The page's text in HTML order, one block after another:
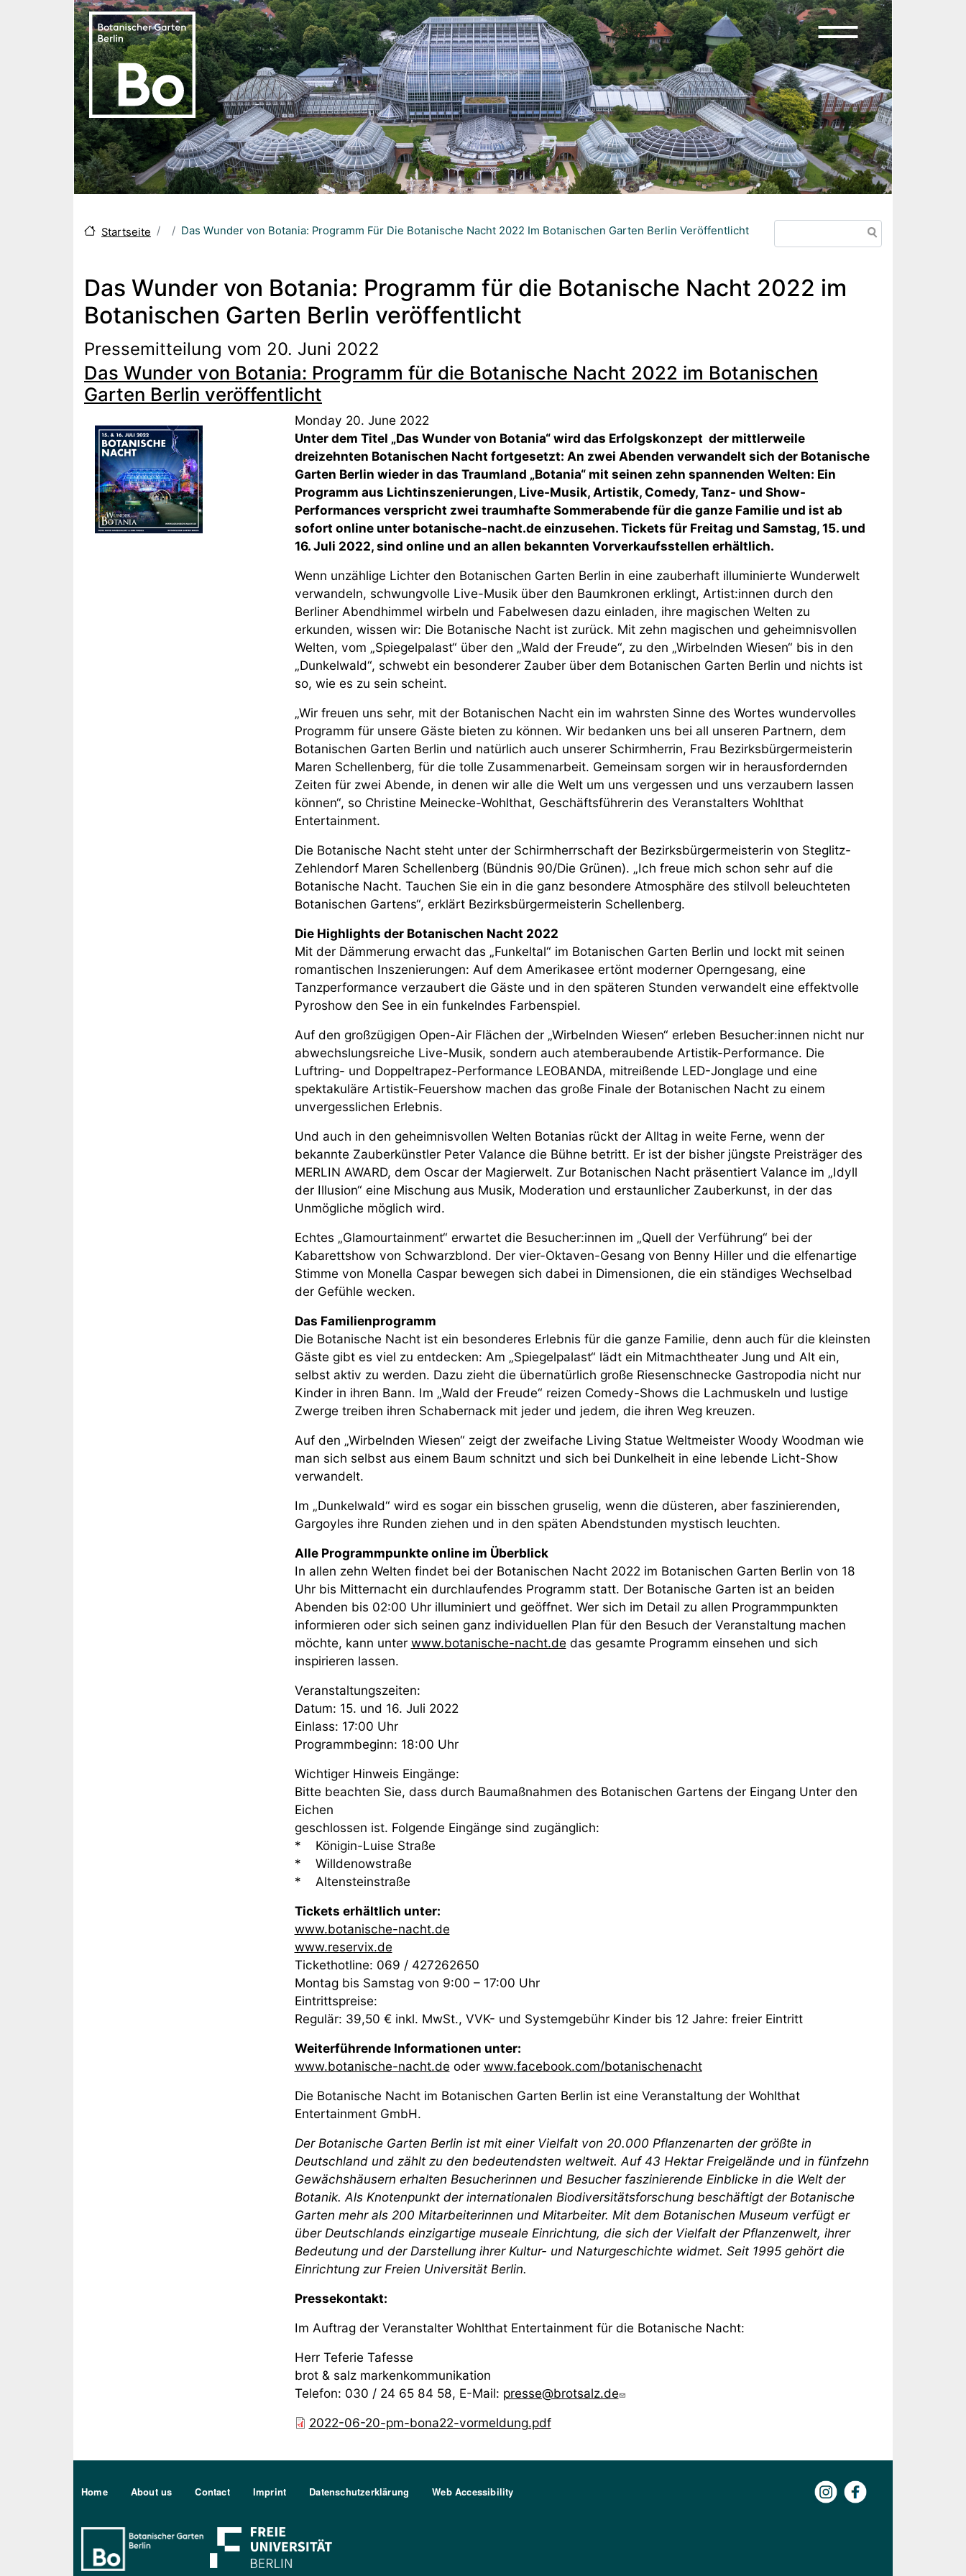
Skip to main content
Startseite Das Wunder von Botania: Programm Für Die Botanische Nacht 2022 Im Botanischen Garten Berlin Veröffentlicht
Das Wunder von Botania: Programm für die Botanische Nacht 2022 im
Botanischen Garten Berlin veröffentlicht
Pressemitteilung vom 20. Juni 2022
Das Wunder von Botania: Programm für die Botanische Nacht 2022 im Botanischen
Garten Berlin veröffentlicht
Monday 20. June 2022
Unter dem Titel „Das Wunder von Botania“ wird das Erfolgskonzept der mittlerweile
dreizehnten Botanischen Nacht fortgesetzt: An zwei Abenden verwandelt sich der Botanische
Garten Berlin wieder in das Traumland „Botania“ mit seinen zehn spannenden Welten: Ein
Programm aus Lichtinszenierungen, Live-Musik, Artistik, Comedy, Tanz- und Show-
Performances verspricht zwei traumhafte Sommerabende für die ganze Familie und ist ab
sofort online unter botanische-nacht.de einzusehen. Tickets für Freitag und Samstag, 15. und
16. Juli 2022, sind online und an allen bekannten Vorverkaufsstellen erhältlich.
Wenn unzählige Lichter den Botanischen Garten Berlin in eine zauberhaft illuminierte Wunderwelt
verwandeln, schwungvolle Live-Musik über den Baumkronen erklingt, Artist:innen durch den
Berliner Abendhimmel wirbeln und Fabelwesen dazu einladen, ihre magischen Welten zu
erkunden, wissen wir: Die Botanische Nacht ist zurück. Mit zehn magischen und geheimnisvollen
Welten, vom „Spiegelpalast“ über den „Wald der Freude“, zu den „Wirbelnden Wiesen“ bis in den
„Dunkelwald“, schwebt ein besonderer Zauber über dem Botanischen Garten Berlin und nichts ist
so, wie es zu sein scheint.
„Wir freuen uns sehr, mit der Botanischen Nacht ein im wahrsten Sinne des Wortes wundervolles
Programm für unsere Gäste bieten zu können. Wir bedanken uns bei all unseren Partnern, dem
Botanischen Garten Berlin und natürlich auch unserer Schirmherrin, Frau Bezirksbürgermeisterin
Maren Schellenberg, für die tolle Zusammenarbeit. Gemeinsam sorgen wir in herausfordernden
Zeiten für zwei Abende, in denen wir alle die Welt um uns vergessen und uns verzaubern lassen
können“, so Christine Meinecke-Wohlthat, Geschäftsführerin des Veranstalters Wohlthat
Entertainment.
Die Botanische Nacht steht unter der Schirmherrschaft der Bezirksbürgermeisterin von Steglitz-
Zehlendorf Maren Schellenberg (Bündnis 90/Die Grünen). „Ich freue mich schon sehr auf die
Botanische Nacht. Tauchen Sie ein in die ganz besondere Atmosphäre des stilvoll beleuchteten
Botanischen Gartens“, erklärt Bezirksbürgermeisterin Schellenberg.
Die Highlights der Botanischen Nacht 2022
Mit der Dämmerung erwacht das „Funkeltal“ im Botanischen Garten Berlin und lockt mit seinen
romantischen Inszenierungen: Auf dem Amerikasee ertönt moderner Operngesang, eine
Tanzperformance verzaubert die Gäste und in den späteren Stunden verwandelt eine effektvolle
Pyroshow den See in ein funkelndes Farbenspiel.
Auf den großzügigen Open-Air Flächen der „Wirbelnden Wiesen“ erleben Besucher:innen nicht nur
abwechslungsreiche Live-Musik, sondern auch atemberaubende Artistik-Performance. Die
Luftring- und Doppeltrapez-Performance LEOBANDA, mitreißende LED-Jonglage und eine
spektakuläre Artistik-Feuershow machen das große Finale der Botanischen Nacht zu einem
unvergesslichen Erlebnis.
Und auch in den geheimnisvollen Welten Botanias rückt der Alltag in weite Ferne, wenn der
bekannte Zauberkünstler Peter Valance die Bühne betritt. Er ist der bisher jüngste Preisträger des
MERLIN AWARD, dem Oscar der Magierwelt. Zur Botanischen Nacht präsentiert Valance im „Idyll
der Illusion“ eine Mischung aus Musik, Moderation und erstaunlicher Zauberkunst, in der das
Unmögliche möglich wird.
Echtes „Glamourtainment“ erwartet die Besucher:innen im „Quell der Verführung“ bei der
Kabarettshow von Schwarzblond. Der vier-Oktaven-Gesang von Benny Hiller und die elfenartige
Stimme von Monella Caspar bewegen sich dabei in Dimensionen, die ein ständiges Wechselbad
der Gefühle wecken.
Das Familienprogramm
Die Botanische Nacht ist ein besonderes Erlebnis für die ganze Familie, denn auch für die kleinsten
Gäste gibt es viel zu entdecken: Am „Spiegelpalast“ lädt ein Mitmachtheater Jung und Alt ein,
selbst aktiv zu werden. Dazu zieht die übernatürlich große Riesenschnecke Gastropodia nicht nur
Kinder in ihren Bann. Im „Wald der Freude“ reizen Comedy-Shows die Lachmuskeln und lustige
Zwerge treiben ihren Schabernack mit jeder und jedem, die ihren Weg kreuzen.
Auf den „Wirbelnden Wiesen“ zeigt der zweifache Living Statue Weltmeister Woody Woodman wie
man sich selbst aus einem Baum schnitzt und sich bei Dunkelheit in eine lebende Licht-Show
verwandelt.
Im „Dunkelwald“ wird es sogar ein bisschen gruselig, wenn die düsteren, aber faszinierenden,
Gargoyles ihre Runden ziehen und in den späten Abendstunden mystisch leuchten.
Alle Programmpunkte online im Überblick
In allen zehn Welten findet bei der Botanischen Nacht 2022 im Botanischen Garten Berlin von 18
Uhr bis Mitternacht ein durchlaufendes Programm statt. Der Botanische Garten ist an beiden
Abenden bis 02:00 Uhr illuminiert und geöffnet. Wer sich im Detail zu allen Programmpunkten
informieren oder sich seinen ganz individuellen Plan für den Besuch der Veranstaltung machen
möchte, kann unter www.botanische-nacht.de das gesamte Programm einsehen und sich
inspirieren lassen.
Veranstaltungszeiten:
Datum: 15. und 16. Juli 2022
Einlass: 17:00 Uhr
Programmbeginn: 18:00 Uhr
Wichtiger Hinweis Eingänge:
Bitte beachten Sie, dass durch Baumaßnahmen des Botanischen Gartens der Eingang Unter den
Eichen
geschlossen ist. Folgende Eingänge sind zugänglich:
* Königin-Luise Straße
* Willdenowstraße
* Altensteinstraße
Tickets erhältlich unter:
www.botanische-nacht.de
www.reservix.de
Tickethotline: 069 / 427262650
Montag bis Samstag von 9:00 – 17:00 Uhr
Eintrittspreise:
Regulär: 39,50 € inkl. MwSt., VVK- und Systemgebühr Kinder bis 12 Jahre: freier Eintritt
Weiterführende Informationen unter:
www.botanische-nacht.de oder www.facebook.com/botanischenacht
Die Botanische Nacht im Botanischen Garten Berlin ist eine Veranstaltung der Wohlthat
Entertainment GmbH.
Der Botanische Garten Berlin ist mit einer Vielfalt von 20.000 Pflanzenarten der größte in
Deutschland und zählt zu den bedeutendsten weltweit. Auf 43 Hektar Freigelände und in fünfzehn
Gewächshäusern erhalten Besucherinnen und Besucher faszinierende Einblicke in die Welt der
Botanik. Als Knotenpunkt der internationalen Biodiversitätsforschung beschäftigt der Botanische
Garten mehr als 200 Mitarbeiterinnen und Mitarbeiter. Mit dem Botanischen Museum verfügt er
über Deutschlands einzigartige museale Einrichtung, die sich der Vielfalt der Pflanzenwelt, ihrer
Bedeutung und der Darstellung ihrer Kultur- und Naturgeschichte widmet. Seit 1995 gehört die
Einrichtung zur Freien Universität Berlin.
Pressekontakt:
Im Auftrag der Veranstalter Wohlthat Entertainment für die Botanische Nacht:
Herr Teferie Tafesse
brot & salz markenkommunikation
Telefon: ‎030 / 24 65 84 58, E-Mail: presse@brotsalz.de
2022-06-20-pm-bona22-vormeldung.pdf
Sekundärmenu DE
Home About us Contact Imprint Datenschutzerklärung Web Accessibility
Bo Berlin Logo Weiß
Instagram